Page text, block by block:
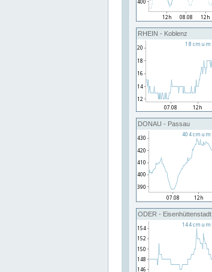
RHEIN - Koblenz
DONAU - Passau
ODER - Eisenhüttenstadt